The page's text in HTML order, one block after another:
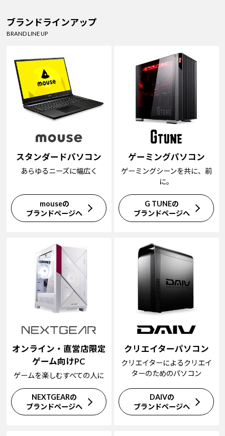
ブランドラインアップ
BRAND LINE UP
スタンダードパソコン
あらゆるニーズに幅広く
mouseの
ブランドページへ
ゲーミングパソコン
ゲーミングシーンを共に、前
に。
G TUNEの
ブランドページへ
オンライン・直営店限定
ゲーム向けPC
ゲームを楽しむすべての人に
NEXTGEARの
ブランドページへ
クリエイターパソコン
クリエイターによるクリエイ
ターのためのパソコン
DAIVの
ブランドページへ